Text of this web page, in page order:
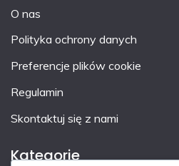
O nas
Polityka ochrony danych
Preferencje plików cookie
Regulamin
Skontaktuj się z nami
Kategorie